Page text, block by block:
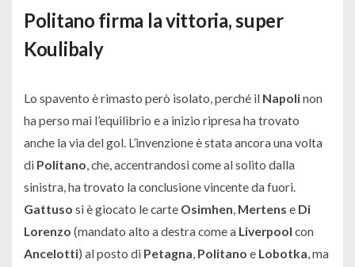
Politano firma la vittoria, super
Koulibaly
Lo spavento è rimasto però isolato, perché il Napolinon
ha perso mai l’equilibrio e a inizio ripresa ha trovato
anche la via del gol. L’invenzione è stata ancora una volta
di Politano, che, accentrandosi come al solito dalla
sinistra, ha trovato la conclusione vincente da fuori.
Gattuso si è giocato le carte Osimhen, Mertens e Di
Lorenzo (mandato alto a destra come a Liverpool con
Ancelotti) al posto di Petagna, Politano e Lobotka, ma